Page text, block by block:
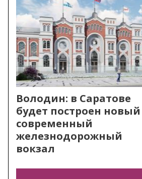
Володин: в Саратове
будет построен новый
современный
железнодорожный
вокзал